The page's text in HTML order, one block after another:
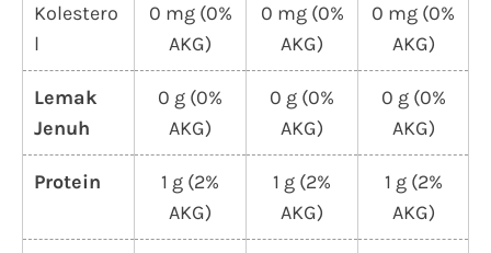
Kolestero
l
0 mg (0%
AKG)
0 mg (0%
AKG)
0 mg (0%
AKG)
Lemak
Jenuh
0 g (0%
AKG)
0 g (0%
AKG)
0 g (0%
AKG)
Protein
1 g (2%
AKG)
1 g (2%
AKG)
1 g (2%
AKG)